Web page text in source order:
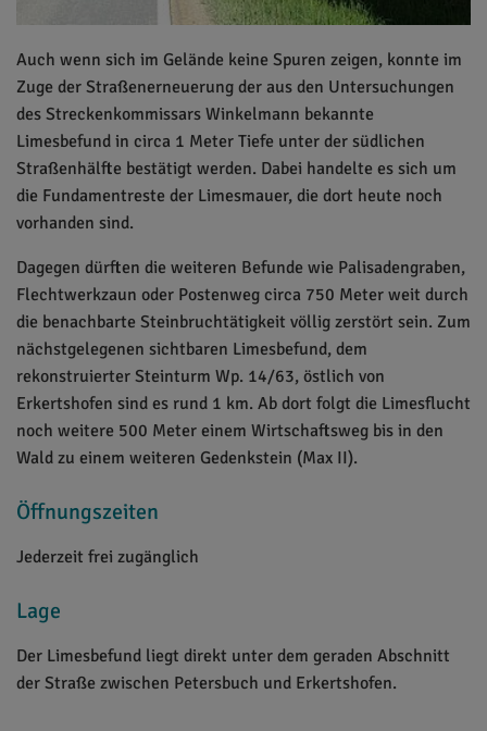
Auch wenn sich im Gelände keine Spuren zeigen, konnte im
Zuge der Straßenerneuerung der aus den Untersuchungen
des Streckenkommissars Winkelmann bekannte
Limesbefund in circa 1 Meter Tiefe unter der südlichen
Straßenhälfte bestätigt werden. Dabei handelte es sich um
die Fundamentreste der Limesmauer, die dort heute noch
vorhanden sind.
Dagegen dürften die weiteren Befunde wie Palisadengraben,
Flechtwerkzaun oder Postenweg circa 750 Meter weit durch
die benachbarte Steinbruchtätigkeit völlig zerstört sein. Zum
nächstgelegenen sichtbaren Limesbefund, dem
rekonstruierter Steinturm Wp. 14/63, östlich von
Erkertshofen sind es rund 1 km. Ab dort folgt die Limesflucht
noch weitere 500 Meter einem Wirtschaftsweg bis in den
Wald zu einem weiteren Gedenkstein (Max II).
Öffnungszeiten
Jederzeit frei zugänglich
Lage
Der Limesbefund liegt direkt unter dem geraden Abschnitt
der Straße zwischen Petersbuch und Erkertshofen.